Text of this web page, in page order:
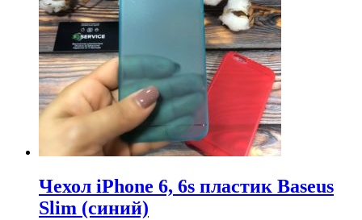
Чехол iPhone 6, 6s пластик Baseus
Slim (синий)